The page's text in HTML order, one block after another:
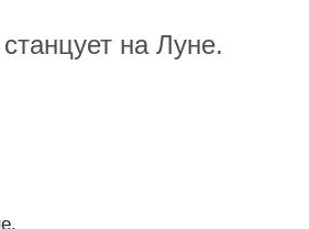
на Луне.